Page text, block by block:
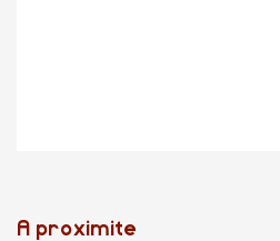
A proximite